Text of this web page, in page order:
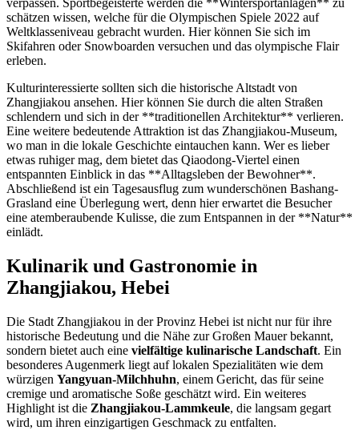
verpassen. Sportbegeisterte werden die **Wintersportanlagen** zu
schätzen wissen, welche für die Olympischen Spiele 2022 auf
Weltklasseniveau gebracht wurden. Hier können Sie sich im
Skifahren oder Snowboarden versuchen und das olympische Flair
erleben.
Kulturinteressierte sollten sich die historische Altstadt von
Zhangjiakou ansehen. Hier können Sie durch die alten Straßen
schlendern und sich in der **traditionellen Architektur** verlieren.
Eine weitere bedeutende Attraktion ist das Zhangjiakou-Museum,
wo man in die lokale Geschichte eintauchen kann. Wer es lieber
etwas ruhiger mag, dem bietet das Qiaodong-Viertel einen
entspannten Einblick in das **Alltagsleben der Bewohner**.
Abschließend ist ein Tagesausflug zum wunderschönen Bashang-
Grasland eine Überlegung wert, denn hier erwartet die Besucher
eine atemberaubende Kulisse, die zum Entspannen in der **Natur**
einlädt.
Kulinarik und Gastronomie in
Zhangjiakou, Hebei
Die Stadt Zhangjiakou in der Provinz Hebei ist nicht nur für ihre
historische Bedeutung und die Nähe zur Großen Mauer bekannt,
sondern bietet auch eine vielfältige kulinarische Landschaft. Ein
besonderes Augenmerk liegt auf lokalen Spezialitäten wie dem
würzigen Yangyuan-Milchhuhn, einem Gericht, das für seine
cremige und aromatische Soße geschätzt wird. Ein weiteres
Highlight ist die Zhangjiakou-Lammkeule, die langsam gegart
wird, um ihren einzigartigen Geschmack zu entfalten.